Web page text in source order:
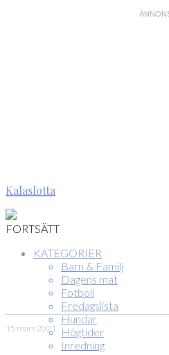
Kalaslotta
FORTSÄTT
KATEGORIER
Barn & Familj
Dagens mat
Fotboll
Fredagslista
Hundar
Högtider
Inredning
15 mars 2021